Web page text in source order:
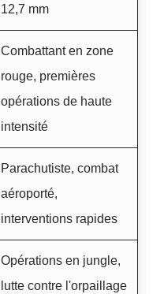
12,7 mm
Combattant en zone
rouge, premières
opérations de haute
intensité
Parachutiste, combat
aéroporté,
interventions rapides
Opérations en jungle,
lutte contre l'orpaillage